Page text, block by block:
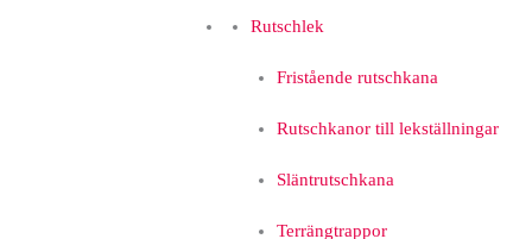
Rutschlek
Fristående rutschkana
Rutschkanor till lekställningar
Släntrutschkana
Terrängtrappor